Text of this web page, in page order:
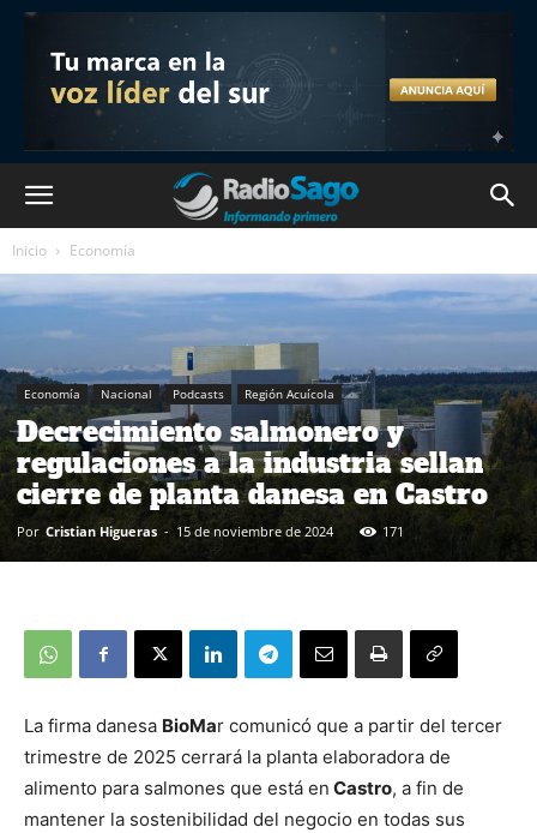
Inicio Economía
Economía Nacional Podcasts Región Acuícola
Decrecimiento salmonero y
regulaciones a la industria sellan
cierre de planta danesa en Castro
Por Cristian Higueras - 15 de noviembre de 2024 171
La firma danesa BioMar comunicó que a partir del tercer
trimestre de 2025 cerrará la planta elaboradora de
alimento para salmones que está en Castro, a fin de
mantener la sostenibilidad del negocio en todas sus